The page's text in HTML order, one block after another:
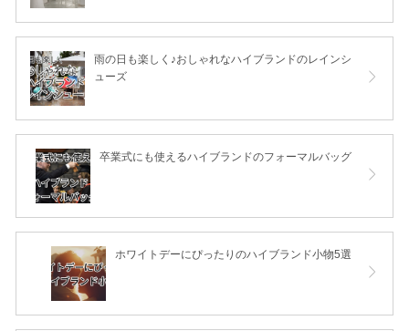
雨の日も楽しく♪おしゃれなハイブランドのレインシ
ューズ
卒業式にも使えるハイブランドのフォーマルバッグ
ホワイトデーにぴったりのハイブランド小物5選